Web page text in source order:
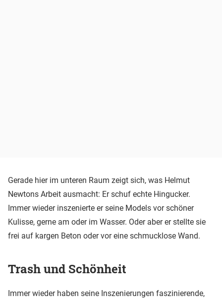
Gerade hier im unteren Raum zeigt sich, was Helmut
Newtons Arbeit ausmacht: Er schuf echte Hingucker.
Immer wieder inszenierte er seine Models vor schöner
Kulisse, gerne am oder im Wasser. Oder aber er stellte sie
frei auf kargen Beton oder vor eine schmucklose Wand.
Trash und Schönheit
Immer wieder haben seine Inszenierungen faszinierende,